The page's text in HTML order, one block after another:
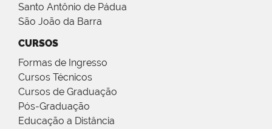
Santo Antônio de Pádua
São João da Barra
CURSOS
Formas de Ingresso
Cursos Técnicos
Cursos de Graduação
Pós-Graduação
Educação a Distância